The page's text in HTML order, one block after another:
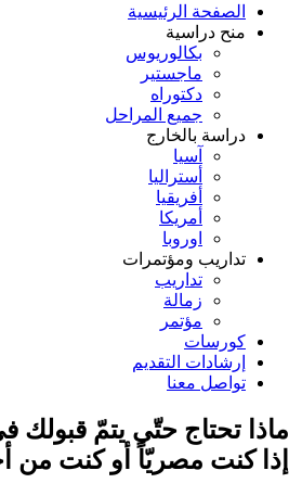
الصفحة الرئيسية
منح دراسية
بكالوريوس
ماجستير
دكتوراه
جميع المراحل
دراسة بالخارج
آسيا
أستراليا
أفريقيا
أمريكا
اوروبا
تداريب ومؤتمرات
تداريب
زمالة
مؤتمر
كورسات
إرشادات التقديم
تواصل معنا
ماذا تحتاج حتّى يتمّ قبولك
إذا كنت مصريّاً أو كنت من